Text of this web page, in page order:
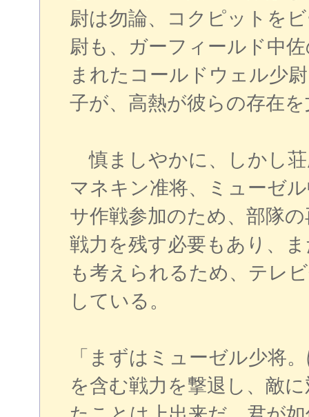
尉は勿論、コクピットを
尉も、ガーフィールド中
まれたコールドウェル少
子が、高熱が彼らの存在
慎ましやかに、しかし
マネキン准将、ミューゼ
サ作戦参加のため、部隊
戦力を残す必要もあり、
も考えられるため、テレ
している。
「まずはミューゼル少将
を含む戦力を撃退し、敵